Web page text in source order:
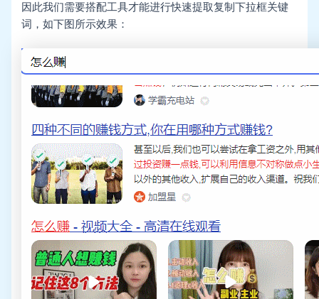
因此我们需要搭配工具才能进行快速提取复制下拉框关键
词，如下图所示效果：